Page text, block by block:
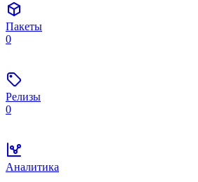
Пакеты
0
Релизы
0
Аналитика